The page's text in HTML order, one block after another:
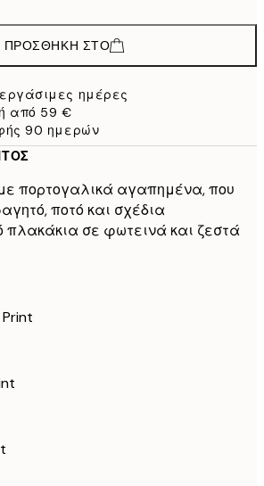
ΠΡΟΣΘΉΚΗ ΣΤΟ
ημέρες
από 59 €
90 ημερών
πορτογαλικά αγαπημένα, που
ποτό και σχέδια
σε φωτεινά και ζεστά